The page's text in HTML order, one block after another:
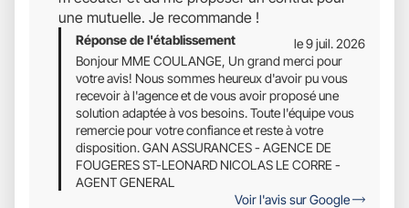
5
une mutuelle. Je recommande !
Réponse de l'établissement
le 9 juil. 2026
Bonjour MME COULANGE, Un grand merci pour
votre avis! Nous sommes heureux d'avoir pu vous
recevoir à l'agence et de vous avoir proposé une
solution adaptée à vos besoins. Toute l'équipe vous
remercie pour votre confiance et reste à votre
disposition. GAN ASSURANCES - AGENCE DE
FOUGERES ST-LEONARD NICOLAS LE CORRE -
AGENT GENERAL
Voir l'avis sur Google